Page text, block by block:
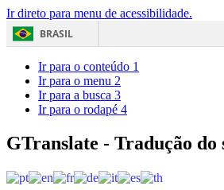
Ir direto para menu de acessibilidade.
BRASIL
Ir para o conteúdo 1
Ir para o menu 2
Ir para a busca 3
Ir para o rodapé 4
GTranslate - Tradução do